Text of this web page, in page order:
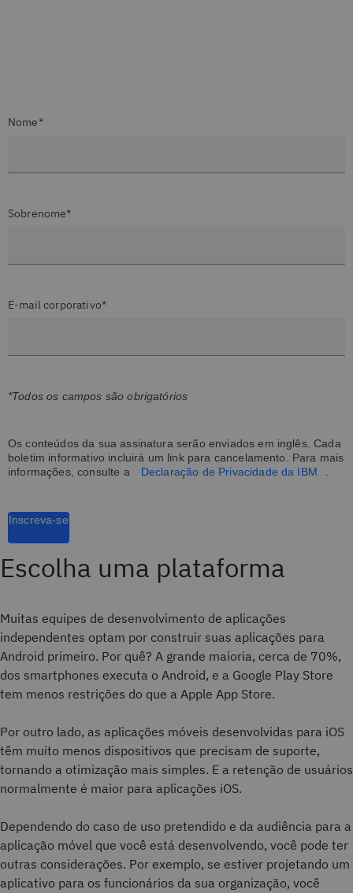
Nome*
Sobrenome*
E-mail corporativo*
*Todos os campos são obrigatórios
Os conteúdos da sua assinatura serão enviados em inglês. Cada
boletim informativo incluirá um link para cancelamento. Para mais
informações, consulte a
Declaração de Privacidade da IBM
Inscreva-se
Escolha uma plataforma
Muitas equipes de desenvolvimento de aplicações
independentes optam por construir suas aplicações para
Android primeiro. Por quê? A grande maioria, cerca de 70%,
dos smartphones executa o Android, e a Google Play Store
tem menos restrições do que a Apple App Store.
Por outro lado, as aplicações móveis desenvolvidas para iOS
têm muito menos dispositivos que precisam de suporte,
tornando a otimização mais simples. E a retenção de usuários
normalmente é maior para aplicações iOS.
Dependendo do caso de uso pretendido e da audiência para a
aplicação móvel que você está desenvolvendo, você pode ter
outras considerações. Por exemplo, se estiver projetando um
aplicativo para os funcionários da sua organização, você